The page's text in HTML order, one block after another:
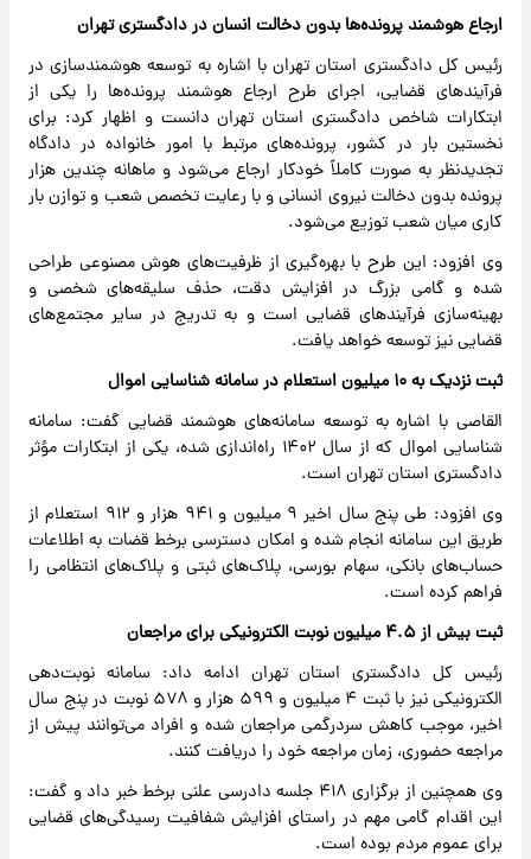
ارجاع هوشمند پرونده‌ها بدون دخالت انسان در دادگستری تهران
رئیس کل دادگستری استان تهران با اشاره به توسعه هوشمندسازی در
فرآیندهای قضایی، اجرای طرح ارجاع هوشمند پرونده‌ها را یکی از
ابتکارات شاخص دادگستری استان تهران دانست و اظهار کرد: برای
نخستین بار در کشور، پرونده‌های مرتبط با امور خانواده در دادگاه
تجدیدنظر به صورت کاملاً خودکار ارجاع می‌شود و ماهانه چندین هزار
پرونده بدون دخالت نیروی انسانی و با رعایت تخصص شعب و توازن بار
کاری میان شعب توزیع می‌شود.
وی افزود: این طرح با بهره‌گیری از ظرفیت‌های هوش مصنوعی طراحی
شده و گامی بزرگ در افزایش دقت، حذف سلیقه‌های شخصی و
بهینه‌سازی فرآیندهای قضایی است و به تدریج در سایر مجتمع‌های
قضایی نیز توسعه خواهد یافت.
ثبت نزدیک به ۱۰ میلیون استعلام در سامانه شناسایی اموال
القاصی با اشاره به توسعه سامانه‌های هوشمند قضایی گفت: سامانه
شناسایی اموال که از سال ۱۴۰۲ راه‌اندازی شده، یکی از ابتکارات مؤثر
دادگستری استان تهران است.
وی افزود: طی پنج سال اخیر ۹ میلیون و ۹۴۱ هزار و ۹۱۲ استعلام از
طریق این سامانه انجام شده و امکان دسترسی برخط قضات به اطلاعات
حساب‌های بانکی، سهام بورسی، پلاک‌های ثبتی و پلاک‌های انتظامی را
فراهم کرده است.
ثبت بیش از ۴.۵ میلیون نوبت الکترونیکی برای مراجعان
رئیس کل دادگستری استان تهران ادامه داد: سامانه نوبت‌دهی
الکترونیکی نیز با ثبت ۴ میلیون و ۵۹۹ هزار و ۵۷۸ نوبت در پنج سال
اخیر، موجب کاهش سردرگمی مراجعان شده و افراد می‌توانند پیش از
مراجعه حضوری، زمان مراجعه خود را دریافت کنند.
وی همچنین از برگزاری ۴۱۸ جلسه دادرسی علنی برخط خبر داد و گفت:
این اقدام گامی مهم در راستای افزایش شفافیت رسیدگی‌های قضایی
برای عموم مردم بوده است.